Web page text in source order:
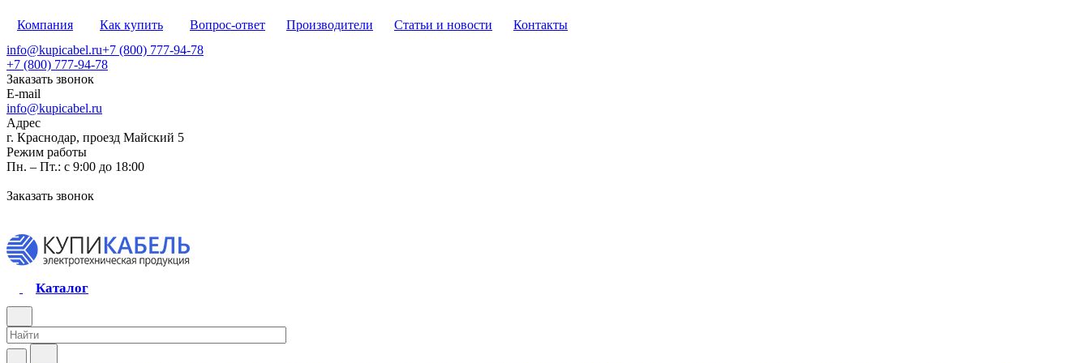
Компания Как купить Вопрос-ответ Производители Статьи и новости
Контакты
info@kupicabel.ru+7 (800) 777-94-78
+7 (800) 777-94-78
Заказать звонок
E-mail
info@kupicabel.ru
Адрес
г. Краснодар, проезд Майский 5
Режим работы
Пн. – Пт.: с 9:00 до 18:00
Заказать звонок
Каталог